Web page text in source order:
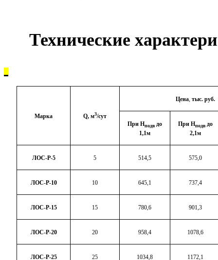
Технические
Марка Q,м3/сут
Цена,тыс. руб.
При Нподв до
1,1м
При Нподв до
2,1м
ЛОС-Р-5 5 514,5 575,0
ЛОС-Р-10 10 645,1 737,4
ЛОС-Р-15 15 780,6 901,3
ЛОС-Р-20 20 958,4 1078,6
ЛОС-Р-25 25 1034,8 1172,1